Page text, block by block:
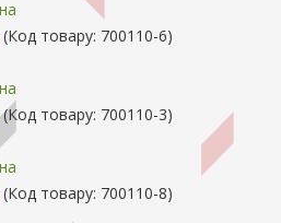
(Код товару: 700110-6)
(Код товару: 700110-3)
(Код товару: 700110-8)